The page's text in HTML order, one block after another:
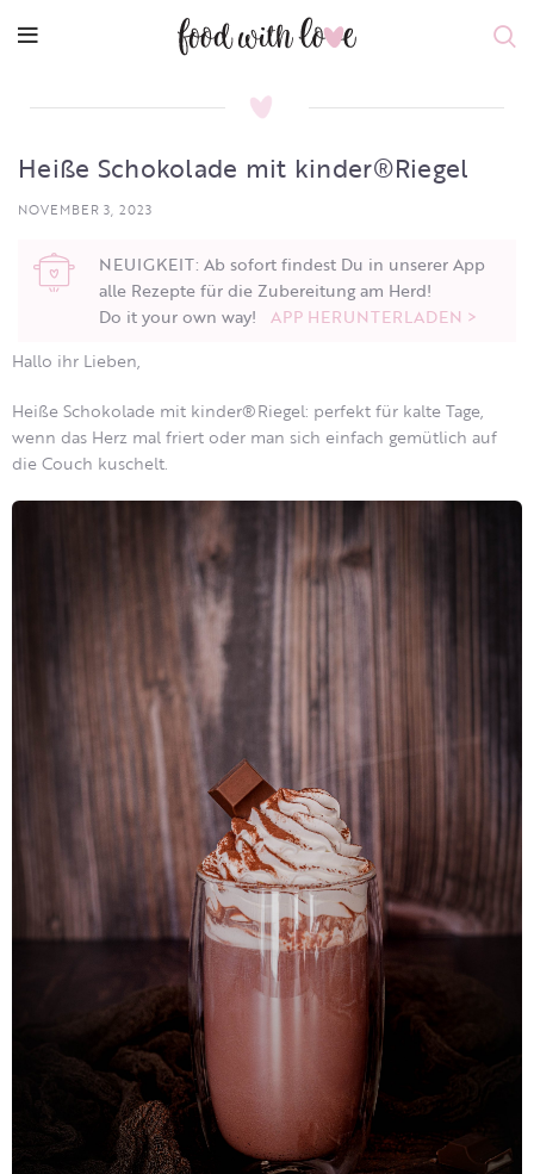
Heiße Schokolade mit kinder®Riegel
NOVEMBER 3, 2023
NEUIGKEIT: Ab sofort findest Du in unserer App
alle Rezepte für die Zubereitung am Herd!
Do it your own way! APP HERUNTERLADEN >
Hallo ihr Lieben,
Heiße Schokolade mit kinder®Riegel: perfekt für kalte Tage,
wenn das Herz mal friert oder man sich einfach gemütlich auf
die Couch kuschelt.